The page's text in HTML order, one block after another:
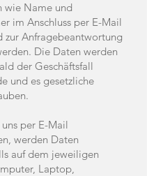
wie Name und
im Anschluss per E-Mail
zur Anfragebeantwortung
Die Daten werden
der Geschäftsfall
und es gesetzliche
per E-Mail
werden Daten
auf dem jeweiligen
Laptop,